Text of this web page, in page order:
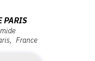
PARIS
France